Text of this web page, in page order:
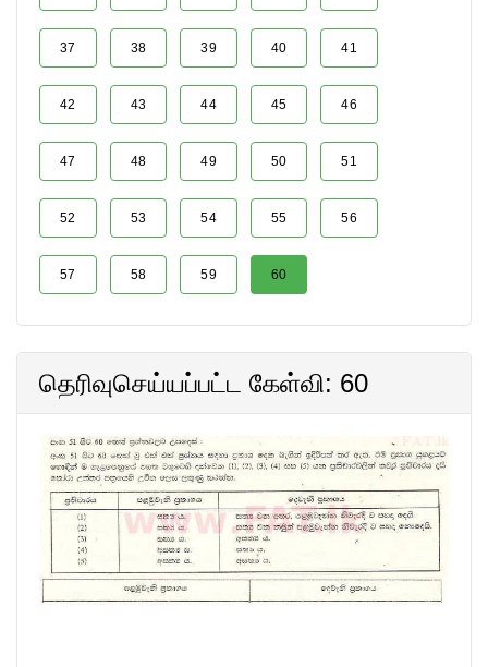
37 38 39 40 41
42 43 44 45 46
47 48 49 50 51
52 53 54 55 56
57 58 59 60
தெரிவுசெய்யப்பட்ட கேள்வி: 60